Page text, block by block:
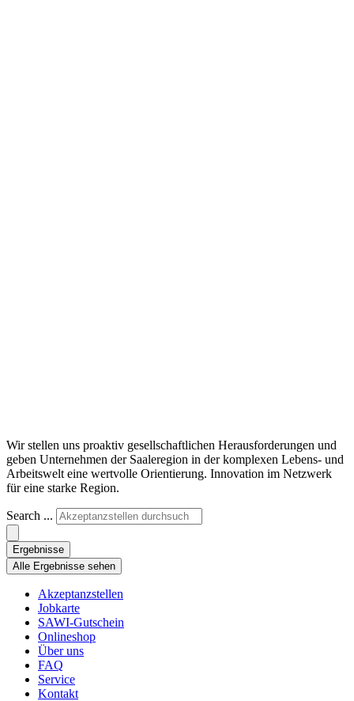
Wir stellen uns proaktiv gesellschaftlichen Herausforderungen und
geben Unternehmen der Saaleregion in der komplexen Lebens- und
Arbeitswelt eine wertvolle Orientierung. Innovation im Netzwerk
für eine starke Region.
Search ...
Ergebnisse
Alle Ergebnisse sehen
Akzeptanzstellen
Jobkarte
SAWI-Gutschein
Onlineshop
Über uns
FAQ
Service
Kontakt